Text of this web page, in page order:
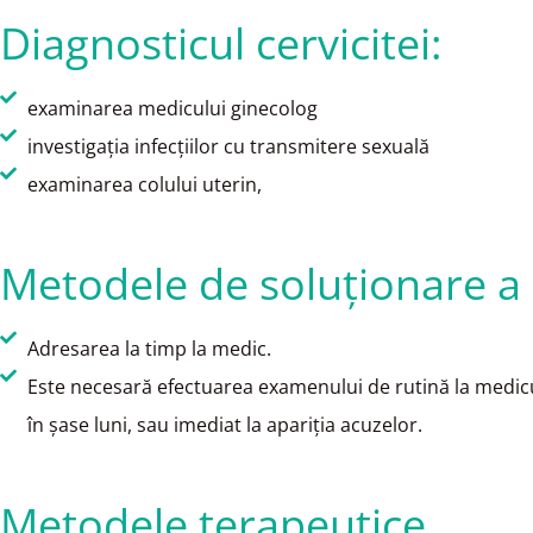
Diagnosticul cervicitei:
examinarea medicului ginecolog
investigaţia infecțiilor cu transmitere sexuală
examinarea colului uterin,
Metodele de soluționare
Adresarea la timp la medic.
Este necesară efectuarea examenului de rutină la
în șase luni, sau imediat la apariția acuzelor.